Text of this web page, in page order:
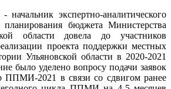
начальник экспертно-аналитического
планирования бюджета Министерства
области довела до участников
проекта поддержки местных
Ульяновской области в 2020-2021
было уделено вопросу подачи заявок
ППМИ-2021 в связи со сдвигом ранее